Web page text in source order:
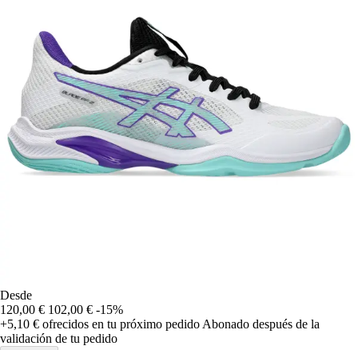
Desde
120,00 € 102,00 € -15%
+5,10 € ofrecidos en tu próximo pedido Abonado después de la
validación de tu pedido